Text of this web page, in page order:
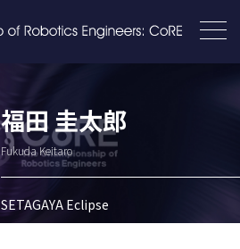
福田 圭太郎
Fukuda Keitaro
SETAGAYA Eclipse